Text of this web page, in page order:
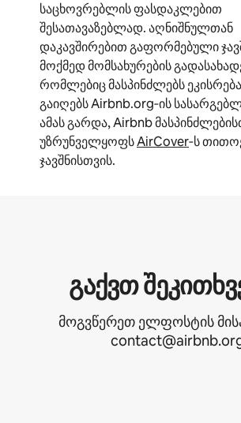
საცხოვრებლის ფასდაკლებით
შესათავაზებლად. აღნიშნულთან
დაკავშირებით გაფორმებული
მოქმედ მომსახურების
რომლებიც მასპინძლებს
გაიღებს Airbnb.org‑ის
ამას გარდა, Airbnb
უზრუნველყოფსAirCover‑ს
ჯავშნისთვის.
გაქვთ
მოგვწერეთ ელფოსტის